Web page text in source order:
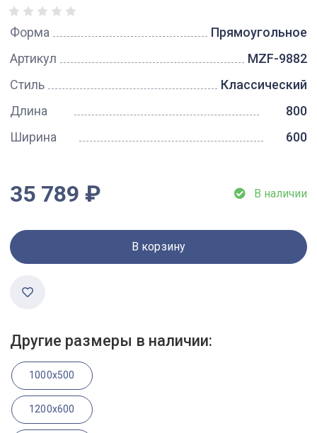
Форма
Прямоугольное
Артикул
MZF-9882
Стиль
Классический
Длина
800
Ширина
600
35 789 ₽ В наличии
В корзину
Другие размеры в наличии:
1000x500
1200x600